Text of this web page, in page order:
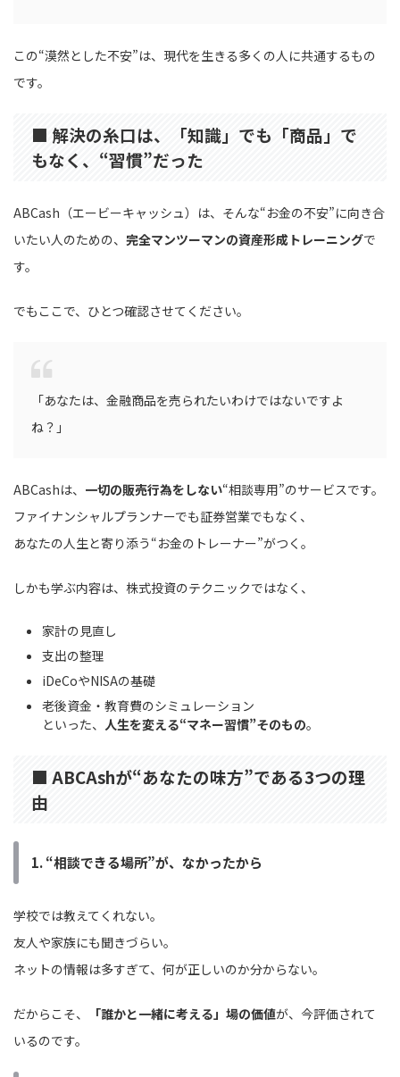
この“漠然とした不安”は、現代を生きる多くの人に共通するもの
です。
■ 解決の糸口は、「知識」でも「商品」で
もなく、“習慣”だった
ABCash（エービーキャッシュ）は、そんな“お金の不安”に向き合
いたい人のための、 完全マンツーマンの資産形成トレーニングで
す。
でもここで、ひとつ確認させてください。
「あなたは、金融商品を売られたいわけではないですよ
ね？」
ABCashは、 一切の販売行為をしない“相談専用”のサービスです。
ファイナンシャルプランナーでも証券営業でもなく、
あなたの人生と寄り添う“お金のトレーナー”がつく。
しかも学ぶ内容は、株式投資のテクニックではなく、
家計の見直し
支出の整理
iDeCoやNISAの基礎
老後資金・教育費のシミュレーション
といった、 人生を変える“マネー習慣”そのもの。
■ ABCAshが“あなたの味方”である3つの理
由
1. “相談できる場所”が、なかったから
学校では教えてくれない。
友人や家族にも聞きづらい。
ネットの情報は多すぎて、何が正しいのか分からない。
だからこそ、 「誰かと一緒に考える」場の価値が、今評価されて
いるのです。